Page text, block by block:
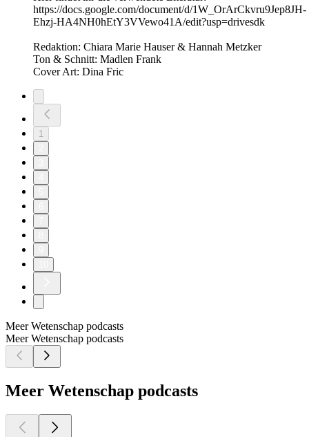
https://docs.google.com/document/d/1W_OrArCkvru9Jep8JH-
Ehzj-HA4NH0hEtY3VVewo41A/edit?usp=drivesdk
Redaktion: Chiara Marie Hauser & Hannah Metzker
Ton & Schnitt: Madlen Frank
Cover Art: Dina Fric
1
Meer Wetenschap podcasts
Meer Wetenschap podcasts
Meer Wetenschap podcasts